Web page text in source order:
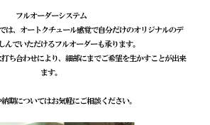
フルオーダーシステム
は、オートクチュール感覚で自分だけのオリジナルのデ
んでいただけるフルオーダーも承ります。
ち合わせにより、細部にまでご希望を生かすことが出来
ます。
期についてはお気軽にご相談ください。